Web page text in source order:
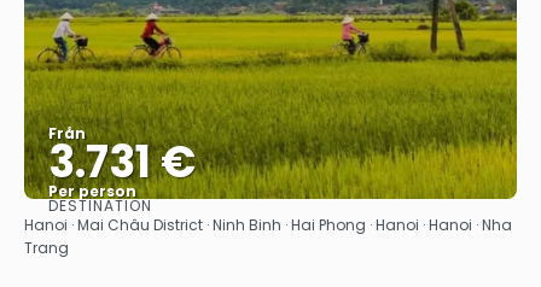
Från
3.731 €
Per person
Se
DESTINATION
Hanoi · Mai Châu District · Ninh Binh · Hai Phong · Hanoi · Hanoi · Nha
Trang